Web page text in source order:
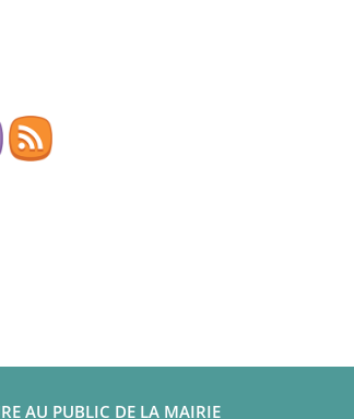
AU PUBLIC DE LA MAIRIE